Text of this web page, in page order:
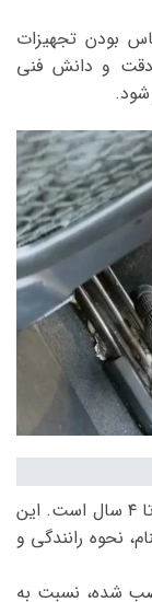
بودن تجهیزات
دقت و دانش فنی
طول عمر باتری مرسدس بنز GL معمولاً بین ۲ تا ۴ سال است. این
نحوه رانندگی و
شده، نسبت به